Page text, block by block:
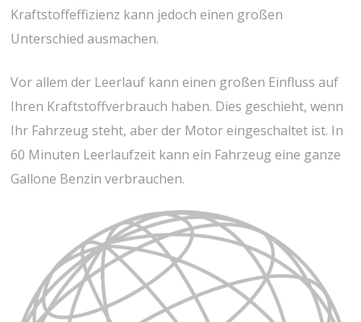
Kraftstoffeffizienz kann jedoch einen großen
Unterschied ausmachen.
Vor allem der Leerlauf kann einen großen Einfluss auf
Ihren Kraftstoffverbrauch haben. Dies geschieht, wenn
Ihr Fahrzeug steht, aber der Motor eingeschaltet ist. In
60 Minuten Leerlaufzeit kann ein Fahrzeug eine ganze
Gallone Benzin verbrauchen.